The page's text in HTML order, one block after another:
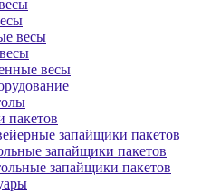
весы
весы
пакетов
запайщики пакетов
запайщики пакетов
запайщики пакетов